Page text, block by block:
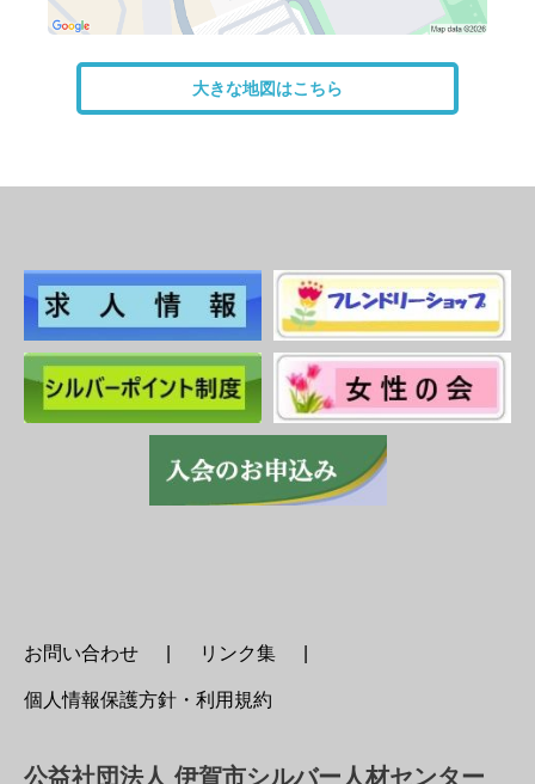
大きな地図はこちら
お問い合わせ リンク集
個人情報保護方針・利用規約
公益社団法人 伊賀市シルバー人材センター